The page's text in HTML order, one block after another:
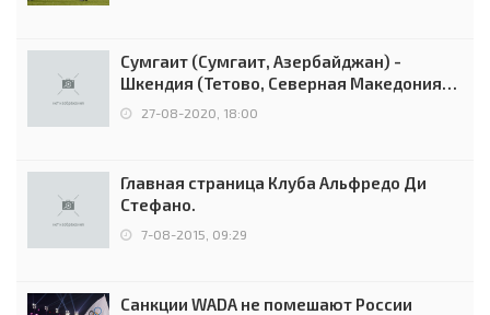
Сумгаит (Сумгаит, Азербайджан) -
Шкендия (Тетово, Северная Македония) -
0:2 (0:0)
27-08-2020, 18:00
Главная страница Клуба Альфредо Ди
Стефано.
7-08-2015, 09:29
Санкции WADA не помешают России